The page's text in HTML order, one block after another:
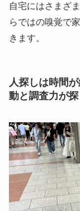
自宅にはさまざ
らではの嗅覚で
きます。
人探しは時間
動と調査力が